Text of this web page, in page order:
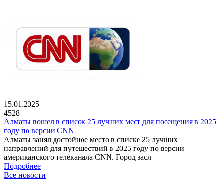
15.01.2025
4528
Алматы вошел в список 25 лучших мест для посещения в 2025
году по версии CNN
Алматы занял достойное место в списке 25 лучших
направлений для путешествий в 2025 году по версии
американского телеканала CNN. Город засл
Подробнее
Все новости